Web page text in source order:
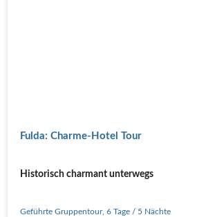
Fulda: Charme-Hotel Tour
Historisch charmant unterwegs
Geführte Gruppentour,6 Tage / 5 Nächte